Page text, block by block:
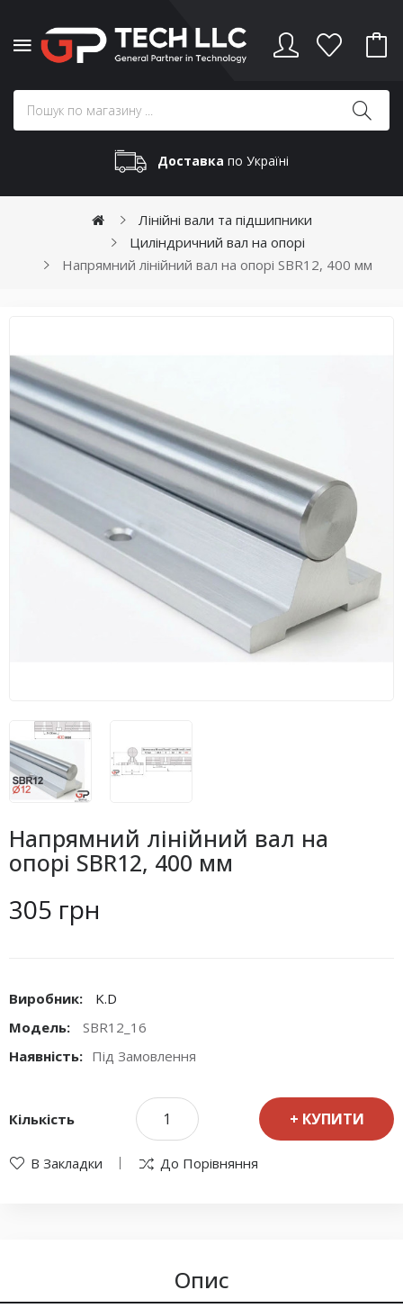
Доставка по Україні
Лінійні вали та підшипники
Циліндричний вал на опорі
Напрямний лінійний вал на опорі SBR12, 400 мм
Напрямний лінійний вал на
опорі SBR12, 400 мм
305 грн
Виробник:
K.D
Модель:
SBR12_16
Наявність: Під Замовлення
Кількість КУПИТИ
В Закладки До Порівняння
Опис